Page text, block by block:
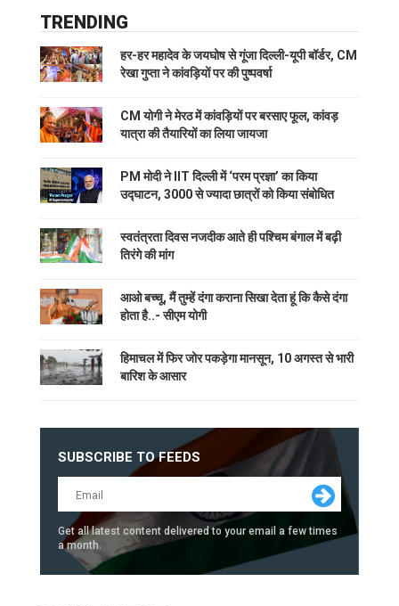
TRENDING
हर-हर महादेव के जयघोष से गूंजा दिल्ली-यूपी बॉर्डर, CM
रेखा गुप्ता ने कांवड़ियों पर की पुष्पवर्षा
CM योगी ने मेरठ में कांवड़ियों पर बरसाए फूल, कांवड़
यात्रा की तैयारियों का लिया जायजा
PM मोदी ने IIT दिल्ली में ‘परम प्रज्ञा’ का किया
उद्घाटन, 3000 से ज्यादा छात्रों को किया संबोधित
स्वतंत्रता दिवस नजदीक आते ही पश्चिम बंगाल में बढ़ी
तिरंगे की मांग
आओ बच्चू, मैं तुम्हें दंगा कराना सिखा देता हूं कि कैसे दंगा
होता है..- सीएम योगी
हिमाचल में फिर जोर पकड़ेगा मानसून, 10 अगस्त से भारी
बारिश के आसार
SUBSCRIBE TO FEEDS
Get all latest content delivered to your email a few times
a month.